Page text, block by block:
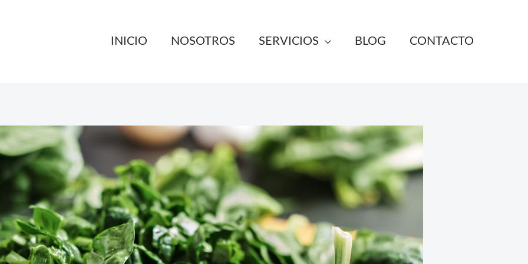
INICIO NOSOTROS SERVICIOS BLOG CONTACTO